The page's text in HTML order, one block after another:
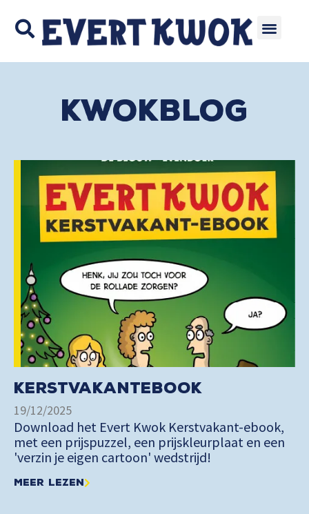
Kwokblog
Kerstvakantebook
19/12/2025
Download het Evert Kwok Kerstvakant-ebook,
met een prijspuzzel, een prijskleurplaat en een
'verzin je eigen cartoon' wedstrijd!
Meer lezen